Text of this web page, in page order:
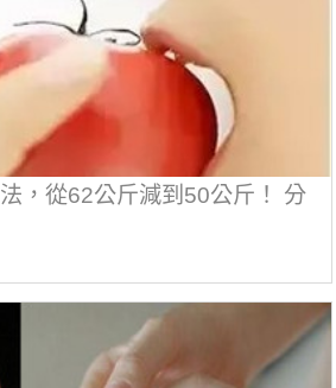
，從62公斤減到50公斤！ 分